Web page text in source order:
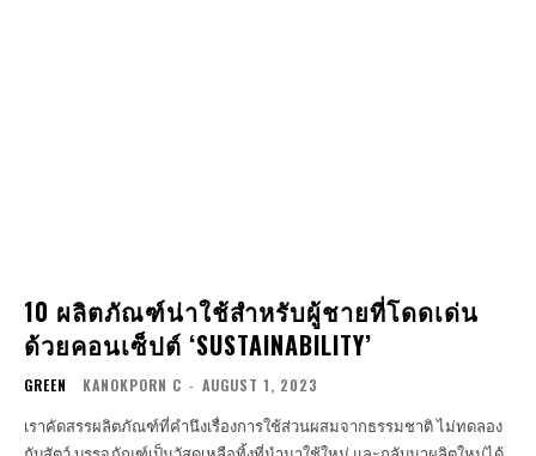
10 ผลิตภัณฑ์น่าใช้สำหรับผู้ชายที่โดดเด่น
ด้วยคอนเซ็ปต์ ‘SUSTAINABILITY’
GREEN KANOKPORN C - AUGUST 1, 2023
เราคัดสรรผลิตภัณฑ์ที่คำนึงเรื่องการใช้ส่วนผสมจากธรรมชาติ ไม่ทดลอง